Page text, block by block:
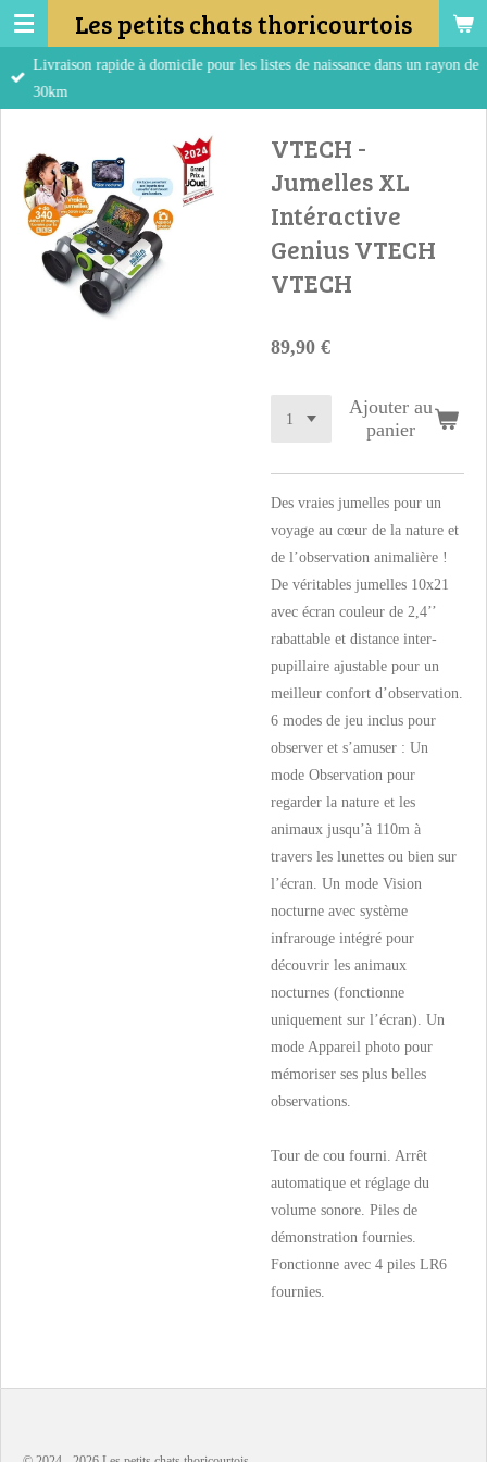
Passer
au
contenu
Les petits chats thoricourtois
Livraison rapide à domicile pour les listes de naissance dans un rayon de
30km
VTECH -
Jumelles XL
Intéractive
Genius VTECH
VTECH
89,90 €
Ajouter au
panier
Des vraies jumelles pour un
voyage au cœur de la nature et
de l’observation animalière !
De véritables jumelles 10x21
avec écran couleur de 2,4’’
rabattable et distance inter-
pupillaire ajustable pour un
meilleur confort d’observation.
6 modes de jeu inclus pour
observer et s’amuser : Un
mode Observation pour
regarder la nature et les
animaux jusqu’à 110m à
travers les lunettes ou bien sur
l’écran. Un mode Vision
nocturne avec système
infrarouge intégré pour
découvrir les animaux
nocturnes (fonctionne
uniquement sur l’écran). Un
mode Appareil photo pour
mémoriser ses plus belles
observations.
Tour de cou fourni. Arrêt
automatique et réglage du
volume sonore. Piles de
démonstration fournies.
Fonctionne avec 4 piles LR6
fournies.